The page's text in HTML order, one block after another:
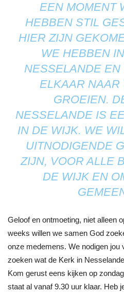
EEN MOMENT
HEBBEN STIL
HIER ZIJN
WE HEBBEN
NESSELANDE
ELKAAR NAAR
GROEIEN.
NESSELANDE IS
IN DE WIJK. WE
UITNODIGENDE
ZIJN, VOOR ALLE
DE WIJK EN
Geloof en ontmoeting, niet alleen
weeks willen we samen God
onze medemens. We nodigen jou
zoeken wat de Kerk in
Kom gerust eens kijken op
staat al vanaf 9.30 uur klaar. Heb